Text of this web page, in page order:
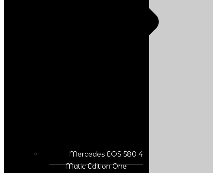
Mercedes EQS 580 4
Matic Edition One